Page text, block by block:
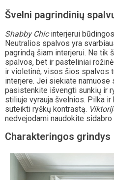
Švelni pagrindinių
Shabby Chicinterjerui
Neutralios spalvos yra
pagrindą šiam interjerui. Ne tik
spalvos, bet ir pasteliniai
ir violetinė, visos šios spalvos
interjere. Jei siekiate namuose
pasistenkite išvengti sunkių ir
stiliuje vyrauja švelnios. Pilka ir
suteikti ryškų kontrastą.
nedvejodami naudokite
Charakteringos grindys